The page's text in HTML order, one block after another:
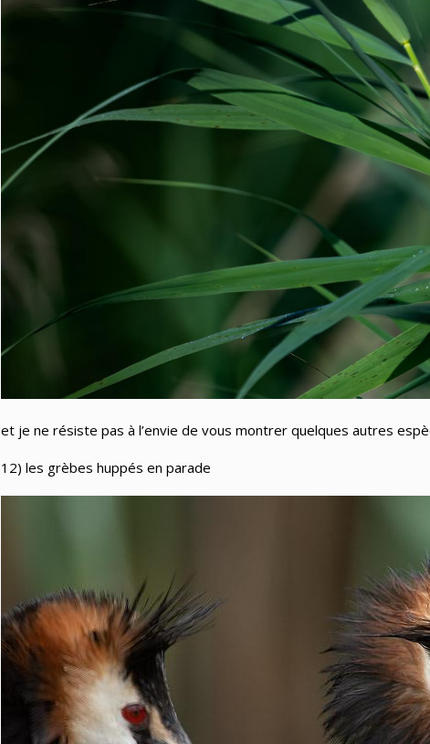
et je ne résiste pas à l’envie de vous montrer quelques autres
12) les grèbes huppés en parade